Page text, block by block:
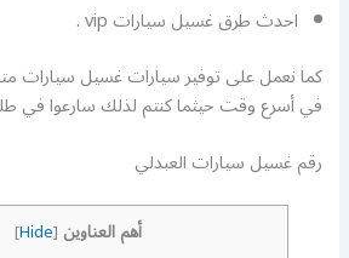
احدث طرق غسيل سيارات vip .
كما نعمل على توفير سيارات غسيل سيارات
في أسرع وقت حيثما كنتم لذلك سارعوا في
رقم غسيل سيارات العبدلي
أهم العناوين [
Hide
]